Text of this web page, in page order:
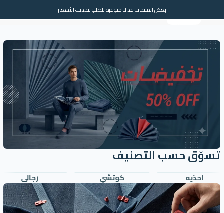
بعض المنتجات قد لا متوفرة للطلب لتحديث الأسعار
الماركات العروض
تسوّق حسب التصنيف
احذيه كوتشي رجالي